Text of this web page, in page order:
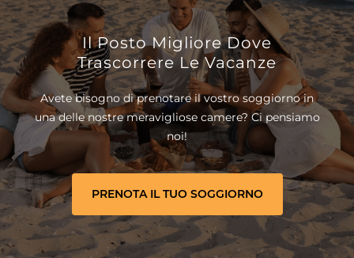
Il Posto Migliore Dove
Trascorrere Le Vacanze
Avete bisogno di prenotare il vostro soggiorno in
una delle nostre meravigliose camere? Ci pensiamo
noi!
PRENOTA IL TUO SOGGIORNO